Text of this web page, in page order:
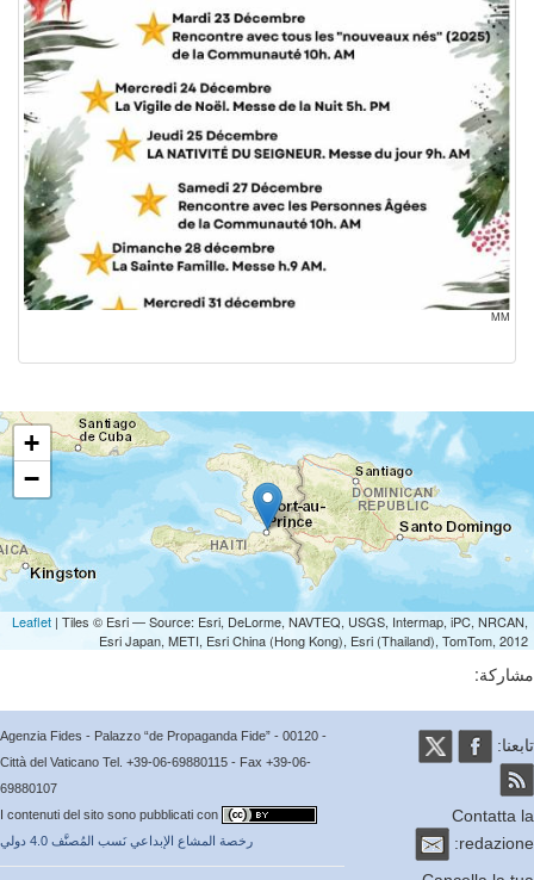
+
−
Leaflet| Tiles © Esri — Source: Esri, DeLorme, NAVTEQ, USGS, Intermap, iPC,
Esri Japan, METI, Esri China (Hong Kong), Esri (Thailand), TomTom,
Agenzia Fides - Palazzo “de Propaganda Fide” - 00120 -
Città del Vaticano Tel. +39-06-69880115 - Fax +39-06-
69880107
I contenuti del sito sono pubblicati con
رخصة المشاع الإبداعي نَسب المُصنَّف 4.0 دولي